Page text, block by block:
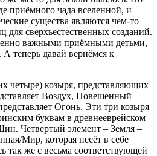
приёмного чада вселенной, и
существа являются чем-то
для сверхъестественных созданий.
важными приёмными детьми,
теперь давай вернёмся к
четыре) козыря, представляющих
Воздух, Повешенный
Огонь. Эти три козыря
буквам в древнееврейском
Четвертый элемент – Земля –
Мир, которая несёт в себе
так же с весьма соответствующей